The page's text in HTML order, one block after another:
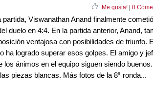
Me gusta!| 0
Viswanathan Anand finalmente
duelo en 4:4. En la partida anterior, Anand,
ventajosa con posibilidades de triunfo.
ha logrado superar esos golpes. El amigo y
ánimos en el equipo siguen siendo
piezas blancas. Más fotos de la 8ª ronda...